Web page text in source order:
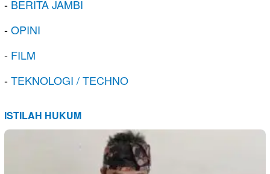
- BERITA JAMBI
-OPINI
- FILM
-TEKNOLOGI / TECHNO
ISTILAH HUKUM